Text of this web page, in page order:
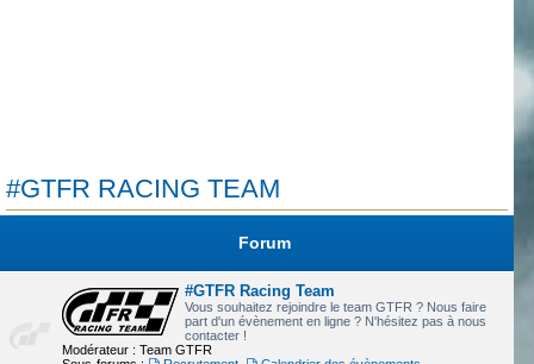
#GTFR RACING TEAM
Forum
#GTFR Racing Team
Vous souhaitez rejoindre le team GTFR ? Nous faire
part d'un évènement en ligne ? N'hésitez pas à nous
contacter !
Modérateur : Team GTFR